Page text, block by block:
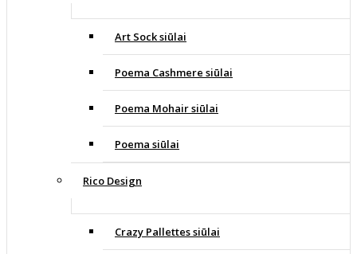
Art Sock siūlai
Poema Cashmere siūlai
Poema Mohair siūlai
Poema siūlai
Rico Design
Crazy Pallettes siūlai